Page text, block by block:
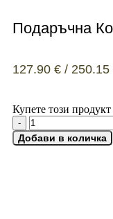
Подаръчна
127.90 € / 250.15
Купете този продукт
Добави в количка